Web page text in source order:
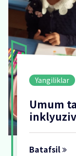
Yangiliklar
Umum
Batafsil